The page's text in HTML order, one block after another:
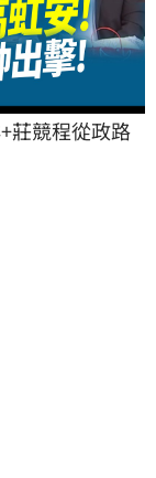
莊競程從政路